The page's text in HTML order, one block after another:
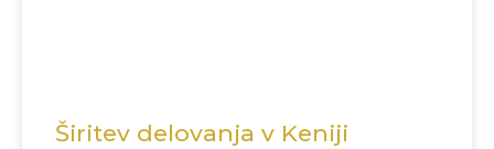
Širitev delovanja v Keniji